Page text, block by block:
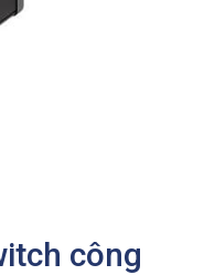
công